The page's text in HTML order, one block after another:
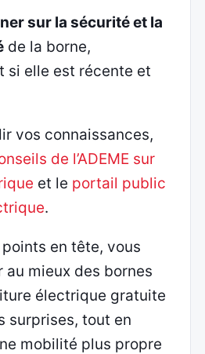
sur la sécurité et la
de la borne,
si elle est récente et
vos connaissances,
de l’ADEME sur
et le portail public
.
en tête, vous
mieux des bornes
électrique gratuite
surprises, tout en
mobilité plus propre